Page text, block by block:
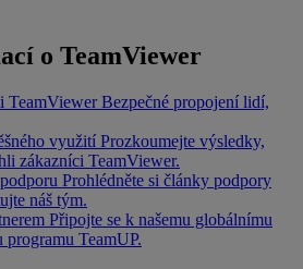
o TeamViewer
TeamViewer Bezpečné propojení lidí,
využití Prozkoumejte výsledky,
zákazníci TeamViewer.
Prohlédněte si články podpory
náš tým.
Připojte se k našemu globálnímu
programu TeamUP.